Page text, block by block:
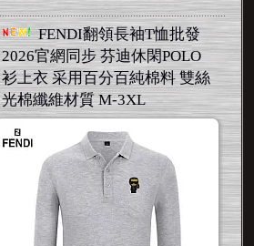
FENDI翻領長袖T恤批發
2026官網同步 芬迪休閑POLO
衫上衣 采用百分百純棉料 雙絲
光棉纖維材質 M-3XL